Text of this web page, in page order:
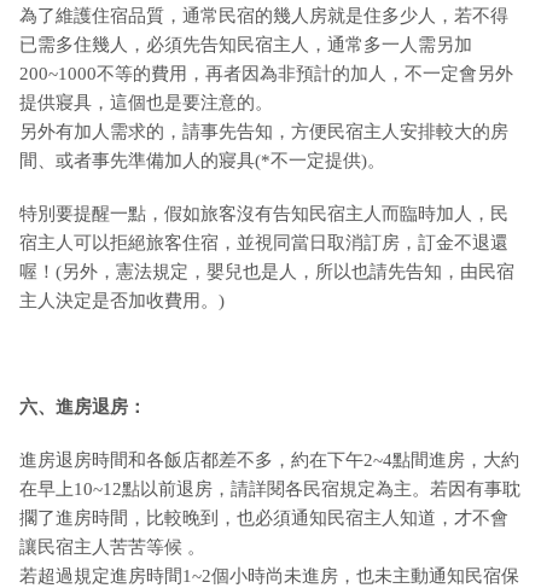
為了維護住宿品質，通常民宿的幾人房就是住多少人，若不得
已需多住幾人，必須先告知民宿主人，通常多一人需另加
200~1000不等的費用，再者因為非預計的加人，不一定會另外
提供寢具，這個也是要注意的。
另外有加人需求的，請事先告知，方便民宿主人安排較大的房
間、或者事先準備加人的寢具(*不一定提供)。
特別要提醒一點，假如旅客沒有告知民宿主人而臨時加人，民
宿主人可以拒絕旅客住宿，並視同當日取消訂房，訂金不退還
喔！(另外，憲法規定，嬰兒也是人，所以也請先告知，由民宿
主人決定是否加收費用。)
六、進房退房：
進房退房時間和各飯店都差不多，約在下午2~4點間進房，大約
在早上10~12點以前退房，請詳閱各民宿規定為主。若因有事耽
擱了進房時間，比較晚到，也必須通知民宿主人知道，才不會
讓民宿主人苦苦等候 。
若超過規定進房時間1~2個小時尚未進房，也未主動通知民宿保